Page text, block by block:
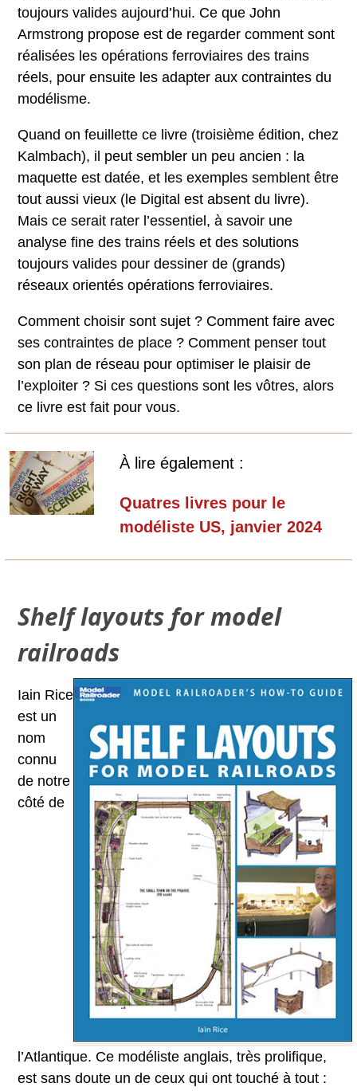
toujours valides aujourd’hui. Ce que John
Armstrong propose est de regarder comment sont
réalisées les opérations ferroviaires des trains
réels, pour ensuite les adapter aux contraintes du
modélisme.
Quand on feuillette ce livre (troisième édition, chez
Kalmbach), il peut sembler un peu ancien : la
maquette est datée, et les exemples semblent être
tout aussi vieux (le Digital est absent du livre).
Mais ce serait rater l’essentiel, à savoir une
analyse fine des trains réels et des solutions
toujours valides pour dessiner de (grands)
réseaux orientés opérations ferroviaires.
Comment choisir sont sujet ? Comment faire avec
ses contraintes de place ? Comment penser tout
son plan de réseau pour optimiser le plaisir de
l’exploiter ? Si ces questions sont les vôtres, alors
ce livre est fait pour vous.
À lire également :
Quatres livres pour le
modéliste US, janvier 2024
Shelf layouts for model
railroads
Iain Rice
est un
nom
connu
de notre
côté de
l’Atlantique. Ce modéliste anglais, très prolifique,
est sans doute un de ceux qui ont touché à tout :